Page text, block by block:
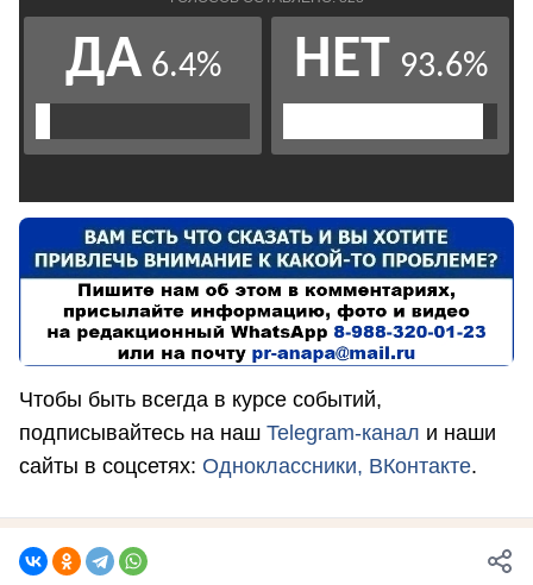
Чтобы быть всегда в курсе событий,
подписывайтесь на наш Telegram-канал и наши
сайты в соцсетях: Одноклассники, ВКонтакте.